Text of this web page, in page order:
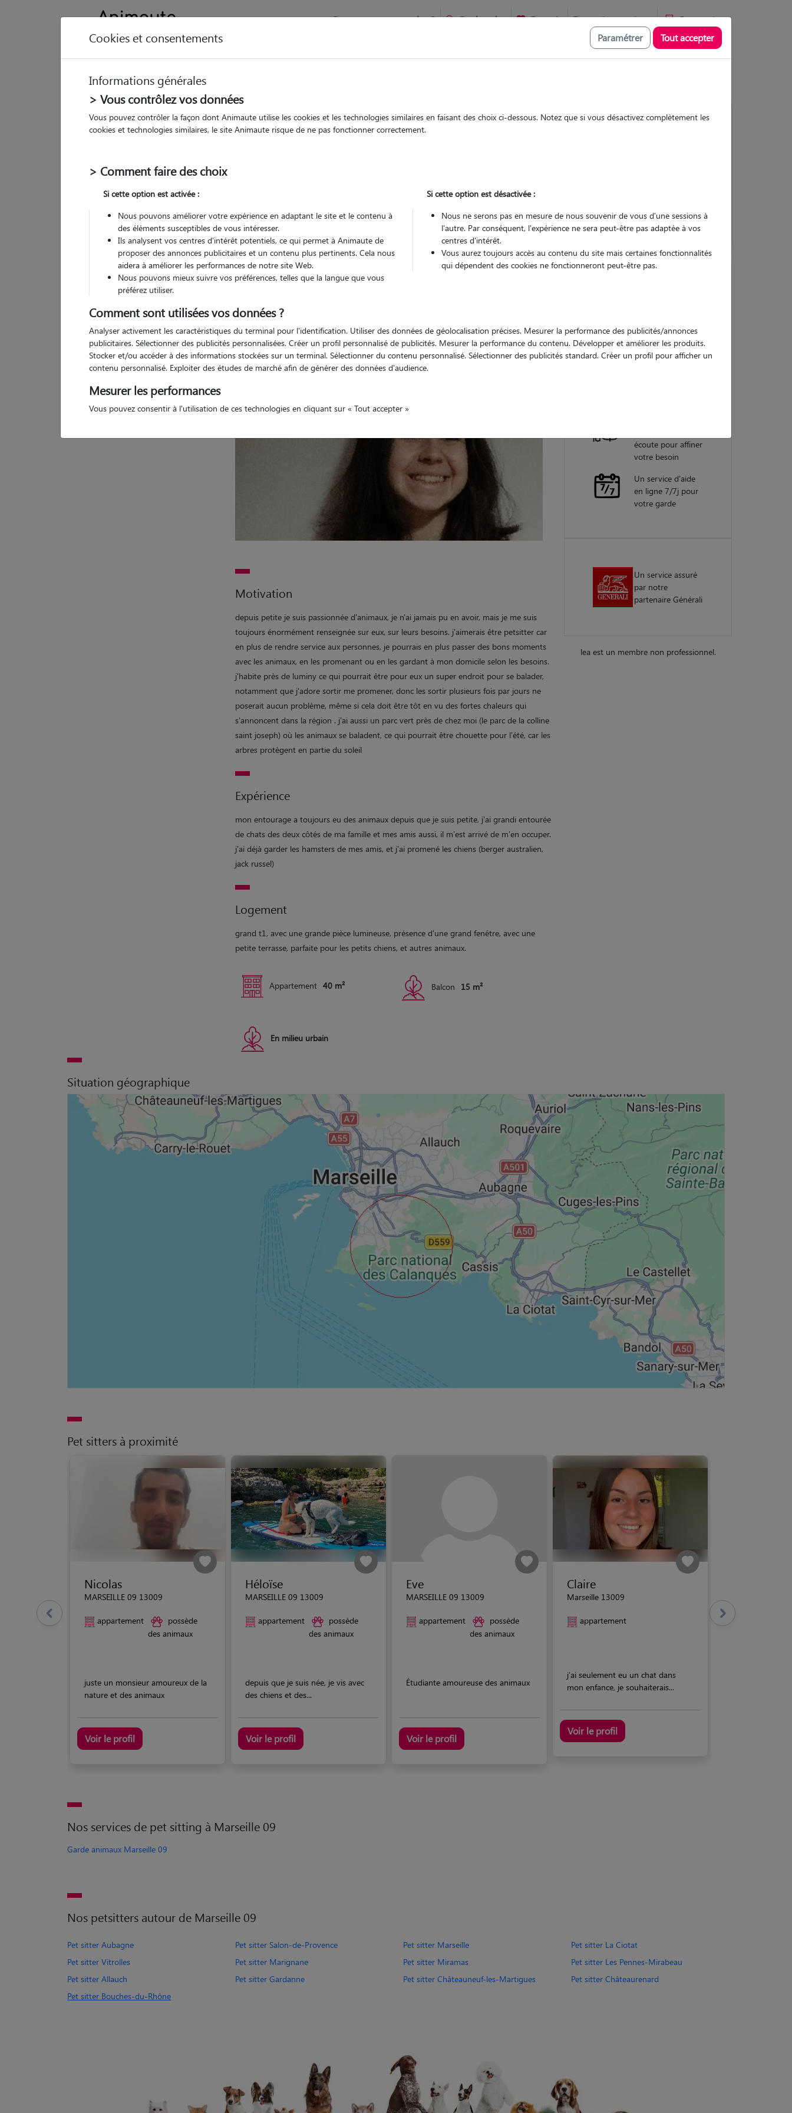
Comment ça marche ? Recherche Favoris Devenir pet sitter Connexion
Arrondissement
chez le Pet Sitter
Motivation
depuis petite je suis passionnée d'animaux, je n'ai jamais pu en avoir, mais je me suis
toujours énormément renseignée sur eux, sur leurs besoins. j'aimerais être petsitter car
en plus de rendre service aux personnes, je pourrais en plus passer des bons moments
avec les animaux, en les promenant ou en les gardant à mon domicile selon les besoins.
j'habite près de luminy ce qui pourrait être pour eux un super endroit pour se balader,
notamment que j'adore sortir me promener, donc les sortir plusieurs fois par jours ne
poserait aucun problème, même si cela doit être tôt en vu des fortes chaleurs qui
s'annoncent dans la région . j'ai aussi un parc vert près de chez moi (le parc de la colline
saint joseph) où les animaux se baladent, ce qui pourrait être chouette pour l'été, car les
arbres protègent en partie du soleil
Expérience
mon entourage a toujours eu des animaux depuis que je suis petite, j'ai grandi entourée
de chats des deux côtés de ma famille et mes amis aussi, il m'est arrivé de m'en occuper.
j'ai déjà garder les hamsters de mes amis, et j'ai promené les chiens (berger australien,
jack russel)
Logement
grand t1, avec une grande pièce lumineuse, présence d'une grand fenêtre, avec une
petite terrasse, parfaite pour les petits chiens, et autres animaux.
Appartement 40 m² Balcon 15 m²
En milieu urbain
garanties
écoute pour affiner
votre besoin
Un service d'aide
en ligne 7/7j pour
votre garde
Un service assuré
par notre
partenaire Générali
lea est un membre non professionnel.
Situation géographique
Pet sitters à proximité
Nicolas
MARSEILLE 09 13009
appartement
possède
des animaux
juste un monsieur amoureux de la
nature et des animaux
Voir le profil
Héloïse
MARSEILLE 09 13009
appartement
possède
des animaux
depuis que je suis née, je vis avec
des chiens et des...
Voir le profil
Eve
MARSEILLE 09 13009
appartement
possède
des animaux
Étudiante amoureuse des animaux
Voir le profil
Claire
Marseille 13009
appartement
j'ai seulement eu un chat dans
mon enfance, je souhaiterais...
Voir le profil
Nos services de pet sitting à Marseille 09
Garde animaux Marseille 09
Nos petsitters autour de Marseille 09
Pet sitter Aubagne Pet sitter Salon-de-Provence Pet sitter Marseille
Pet sitter La Ciotat
Pet sitter Vitrolles
Pet sitter Marignane Pet sitter Miramas
Pet sitter Les Pennes-Mirabeau
Pet sitter Allauch
Pet sitter Gardanne Pet sitter Châteauneuf-les-Martigues
Pet sitter Châteaurenard
Pet sitter Bouches-du-Rhône
Cookies et consentements Paramétrer Tout accepter
Informations générales
> Vous contrôlez vos données
Vous pouvez contrôler la façon dont Animaute utilise les cookies et les technologies similaires en faisant des choix ci-dessous. Notez que si vous désactivez complètement les
cookies et technologies similaires, le site Animaute risque de ne pas fonctionner correctement.
> Comment faire des choix
Si cette option est activée :
Nous pouvons améliorer votre expérience en adaptant le site et le contenu à
des éléments susceptibles de vous intéresser.
Ils analysent vos centres d'intérêt potentiels, ce qui permet à Animaute de
proposer des annonces publicitaires et un contenu plus pertinents. Cela nous
aidera à améliorer les performances de notre site Web.
Nous pouvons mieux suivre vos préférences, telles que la langue que vous
préférez utiliser.
Si cette option est désactivée :
Nous ne serons pas en mesure de nous souvenir de vous d'une sessions à
l'autre. Par conséquent, l'expérience ne sera peut-être pas adaptée à vos
centres d'intérêt.
Vous aurez toujours accès au contenu du site mais certaines fonctionnalités
qui dépendent des cookies ne fonctionneront peut-être pas.
Comment sont utilisées vos données ?
Analyser activement les caractéristiques du terminal pour l'identification. Utiliser des données de géolocalisation précises. Mesurer la performance des publicités/annonces
publicitaires. Sélectionner des publicités personnalisées. Créer un profil personnalisé de publicités. Mesurer la performance du contenu. Développer et améliorer les produits.
Stocker et/ou accéder à des informations stockées sur un terminal. Sélectionner du contenu personnalisé. Sélectionner des publicités standard. Créer un profil pour afficher un
contenu personnalisé. Exploiter des études de marché afin de générer des données d'audience.
Mesurer les performances
Vous pouvez consentir à l'utilisation de ces technologies en cliquant sur « Tout accepter »